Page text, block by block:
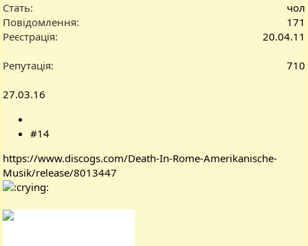
Стать
чол
Повідомлення
171
Реєстрація
20.04.11
Репутація 710
27.03.16
#14
https://www.discogs.com/Death-In-Rome-Amerikanische-
Musik/release/8013447